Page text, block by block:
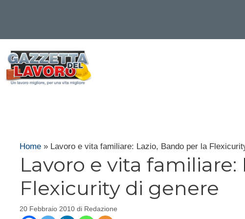
contenuto
Home » Lavoro e vita familiare: Lazio, Bando per la
Lavoro e vita familiare:
Flexicurity di genere
20 Febbraio 2010 di Redazione